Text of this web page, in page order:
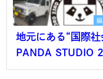
編
地元にある“国際社
PANDA STUDIO